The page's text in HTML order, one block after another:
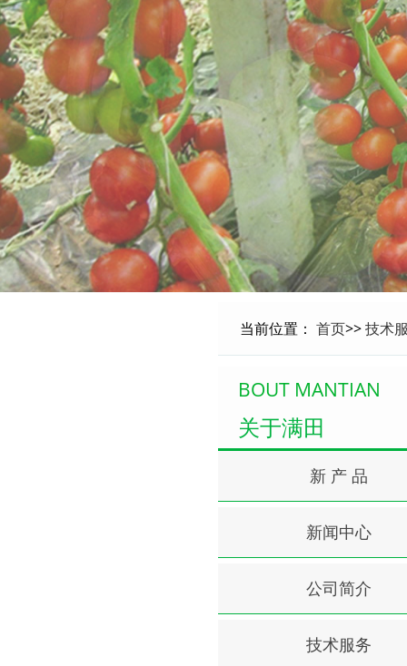
当前位置： 首页>>技术
BOUT MANTIAN
关于满田
新 产 品
新闻中心
公司简介
技术服务